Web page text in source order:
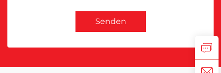
Senden